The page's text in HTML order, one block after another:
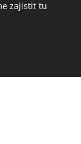
zajistit tu